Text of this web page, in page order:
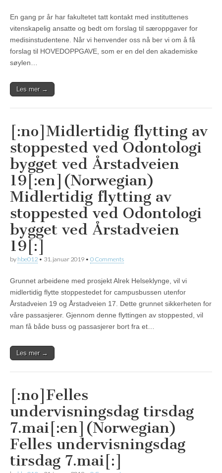
En gang pr år har fakultetet tatt kontakt med instituttenes
vitenskapelig ansatte og bedt om forslag til særoppgaver for
medisinstudentene. Når vi henvender oss nå ber vi om å få
forslag til HOVEDOPPGAVE, som er en del den akademiske
søylen…
Les mer →
[:no]Midlertidig flytting av
stoppested ved Odontologi
bygget ved Årstadveien
19[:en](Norwegian)
Midlertidig flytting av
stoppested ved Odontologi
bygget ved Årstadveien
19[:]
by hbe012 • 31. januar 2019 • 0 Comments
Grunnet arbeidene med prosjekt Alrek Helseklynge, vil vi
midlertidig flytte stoppestedet for campusbussen utenfor
Årstadveien 19 og Årstadveien 17. Dette grunnet sikkerheten for
våre passasjerer. Gjennom denne flyttingen av stoppested, vil
man få både buss og passasjerer bort fra et…
Les mer →
[:no]Felles
undervisningsdag tirsdag
7.mai[:en](Norwegian)
Felles undervisningsdag
tirsdag 7.mai[:]